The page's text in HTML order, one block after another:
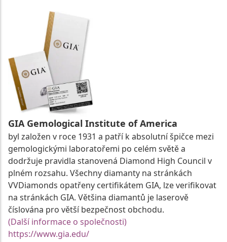
GIA Gemological Institute of America
byl založen v roce 1931 a patří k absolutní špičce mezi
gemologickými laboratořemi po celém světě a
dodržuje pravidla stanovená Diamond High Council v
plném rozsahu. Všechny diamanty na stránkách
VVDiamonds opatřeny certifikátem GIA, lze verifikovat
na stránkách GIA. Většina diamantů je laserově
číslována pro větší bezpečnost obchodu.
(Další informace o společnosti)
https://www.gia.edu/